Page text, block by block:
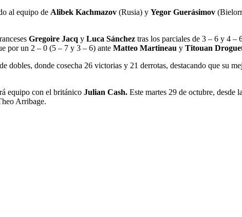
al equipo de Alibek Kachmazov (Rusia) y Yegor Guerásimov
Gregoire Jacq y Luca Sánchez tras los parciales de 3 – 6 y 4 –
por un 2 – 0 (5 – 7 y 3 – 6) ante Matteo Martineau y Titouan
donde cosecha 26 victorias y 21 derrotas, destacando que su
equipo con el británico Julian Cash. Este martes 29 de octubre, desde
Arribage.